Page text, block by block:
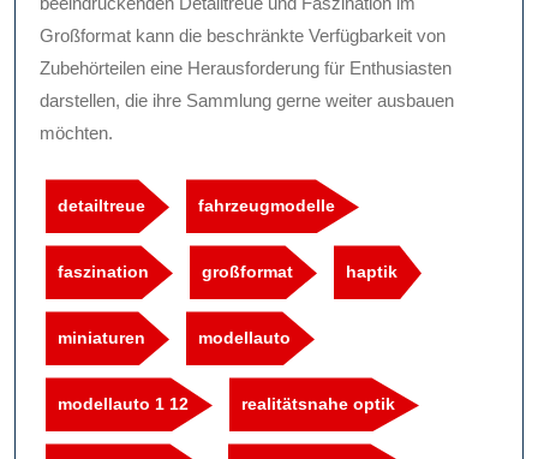
Großformat kann die beschränkte Verfügbarkeit von
Zubehörteilen eine Herausforderung für Enthusiasten
darstellen, die ihre Sammlung gerne weiter ausbauen
möchten.
detailtreue fahrzeugmodelle
faszination großformat haptik
miniaturen modellauto
modellauto 1 12 realitätsnahe optik